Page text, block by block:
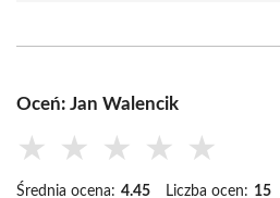
Oceń: Jan Walencik
★ ★ ★ ★ ★
Średnia ocena: 4.45 Liczba ocen: 15